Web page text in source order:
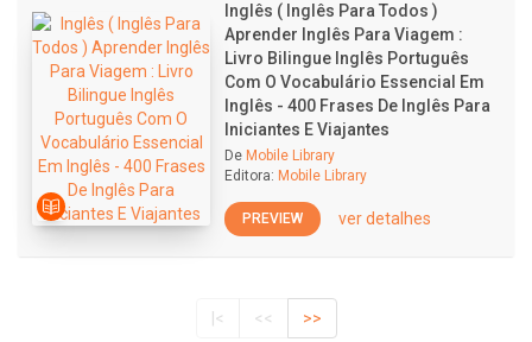
Inglês ( Inglês Para Todos )
Aprender Inglês Para Viagem :
Livro Bilingue Inglês Português
Com O Vocabulário Essencial Em
Inglês - 400 Frases De Inglês Para
Iniciantes E Viajantes
De Mobile Library
Editora: Mobile Library
PREVIEW ver detalhes
|< << >>